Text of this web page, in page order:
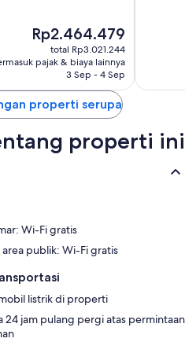
Harga
sekarang
Rp2.464.479
Rp2.464.479
total Rp3.021.244
pajak & biaya lainnya
3 Sep - 4 Sep
properti serupa
properti ini
Wi-Fi gratis
publik: Wi-Fi gratis
listrik di properti
24 jam pulang pergi atas permintaan